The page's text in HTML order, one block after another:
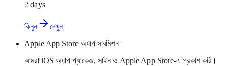
2 days
কিনুন
দেখুন
Apple App Store অ্যাপ সাবমিশন
আমরা iOS অ্যাপ প্যাকেজ, সাইন ও Apple App Store-এ প্রকাশ করি।